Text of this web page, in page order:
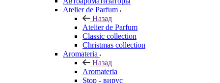
Atelier de Parfum
Назад
Atelier de Parfum
Classic collection
Christmas collection
Aromateria
Назад
Aromateria
Stop - вирус